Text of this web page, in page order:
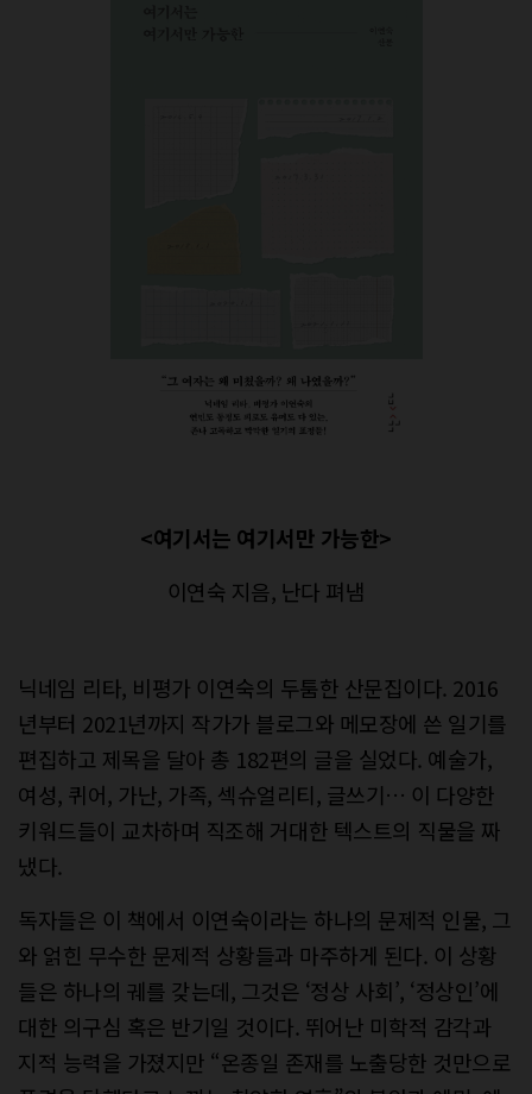
<여기서는 여기서만 가능한>
이연숙 지음, 난다 펴냄
닉네임 리타, 비평가 이연숙의 두툼한 산문집이다. 2016
년부터 2021년까지 작가가 블로그와 메모장에 쓴 일기를
편집하고 제목을 달아 총 182편의 글을 실었다. 예술가,
여성, 퀴어, 가난, 가족, 섹슈얼리티, 글쓰기… 이 다양한
키워드들이 교차하며 직조해 거대한 텍스트의 직물을 짜
냈다.
독자들은 이 책에서 이연숙이라는 하나의 문제적 인물, 그
와 얽힌 무수한 문제적 상황들과 마주하게 된다. 이 상황
들은 하나의 궤를 갖는데, 그것은 ‘정상 사회’, ‘정상인’에
대한 의구심 혹은 반기일 것이다. 뛰어난 미학적 감각과
지적 능력을 가졌지만 “온종일 존재를 노출당한 것만으로